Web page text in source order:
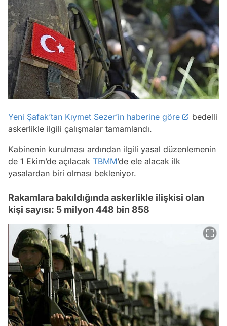
Yeni Şafak’tan Kıymet Sezer’in haberine göre
bedelli
askerlikle ilgili çalışmalar tamamlandı.
Kabinenin kurulması ardından ilgili yasal düzenlemenin
de 1 Ekim’de açılacak TBMM’de ele alacak ilk
yasalardan biri olması bekleniyor.
Rakamlara bakıldığında askerlikle ilişkisi olan
kişi sayısı: 5 milyon 448 bin 858